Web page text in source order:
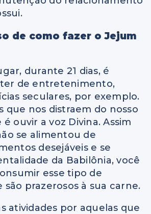
de como fazer o Jejum
durante 21 dias, é
de entretenimento,
seculares, por exemplo.
que nos distraem do nosso
ouvir a voz Divina. Assim
se alimentou de
desejáveis e se
da Babilônia, você
esse tipo de
prazerosos à sua carne.
atividades por aquelas que